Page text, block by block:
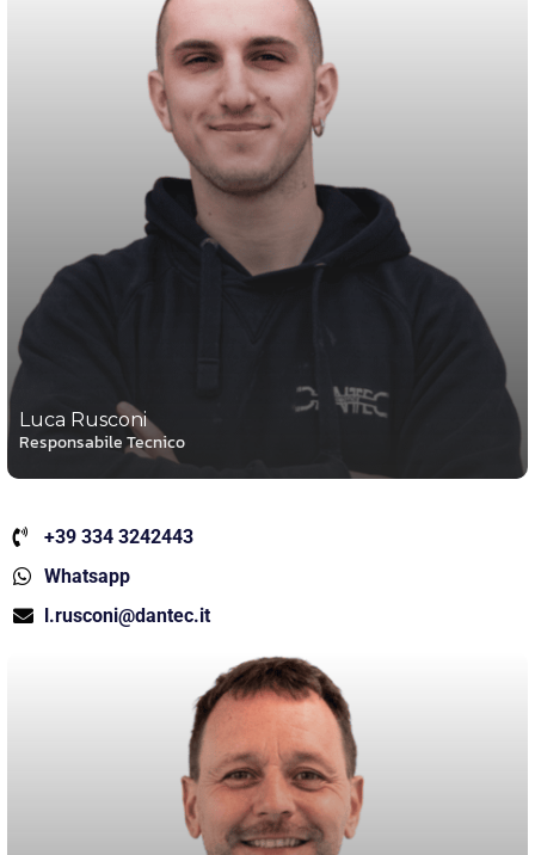
Luca Rusconi
Responsabile Tecnico
+39 334 3242443
Whatsapp
l.rusconi@dantec.it